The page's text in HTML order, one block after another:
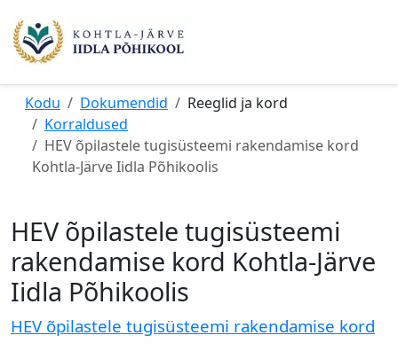
Kodu Dokumendid
Reeglid ja kord
Korraldused
HEV õpilastele tugisüsteemi rakendamise kord
Kohtla-Järve Iidla Põhikoolis
HEV õpilastele tugisüsteemi
rakendamise kord Kohtla-Järve
Iidla Põhikoolis
HEV õpilastele tugisüsteemi rakendamise kord